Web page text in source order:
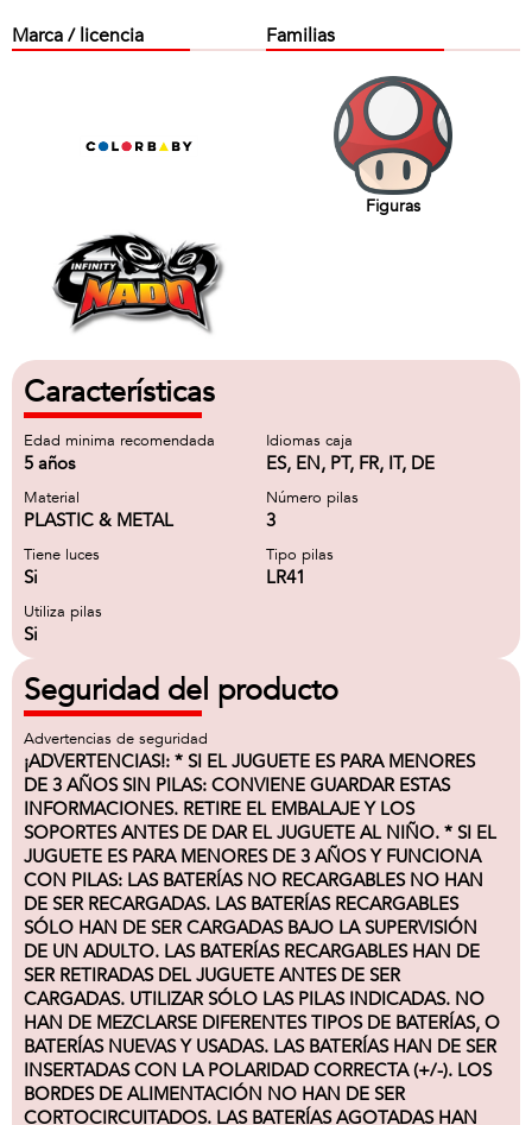
Marca / licencia Familias
Figuras
Características
Edad minima recomendada
5 años
Idiomas caja
ES, EN, PT, FR, IT, DE
Material
PLASTIC & METAL
Número pilas
3
Tiene luces
Si
Tipo pilas
LR41
Utiliza pilas
Si
Seguridad del producto
Advertencias de seguridad
¡ADVERTENCIAS!: * SI EL JUGUETE ES PARA MENORES
DE 3 AÑOS SIN PILAS: CONVIENE GUARDAR ESTAS
INFORMACIONES. RETIRE EL EMBALAJE Y LOS
SOPORTES ANTES DE DAR EL JUGUETE AL NIÑO. * SI EL
JUGUETE ES PARA MENORES DE 3 AÑOS Y FUNCIONA
CON PILAS: LAS BATERÍAS NO RECARGABLES NO HAN
DE SER RECARGADAS. LAS BATERÍAS RECARGABLES
SÓLO HAN DE SER CARGADAS BAJO LA SUPERVISIÓN
DE UN ADULTO. LAS BATERÍAS RECARGABLES HAN DE
SER RETIRADAS DEL JUGUETE ANTES DE SER
CARGADAS. UTILIZAR SÓLO LAS PILAS INDICADAS. NO
HAN DE MEZCLARSE DIFERENTES TIPOS DE BATERÍAS, O
BATERÍAS NUEVAS Y USADAS. LAS BATERÍAS HAN DE SER
INSERTADAS CON LA POLARIDAD CORRECTA (+/-). LOS
BORDES DE ALIMENTACIÓN NO HAN DE SER
CORTOCIRCUITADOS. LAS BATERÍAS AGOTADAS HAN